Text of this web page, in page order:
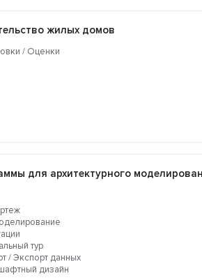
жилых домов
/ Оценки
для архитектурного
тур
/ Экспорт данных
дизайн